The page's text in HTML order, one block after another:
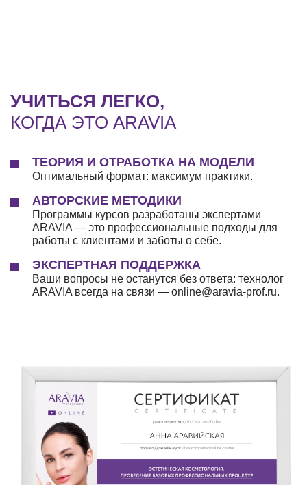
УЧИТЬСЯ ЛЕГКО,
КОГДА ЭТО ARAVIA
ТЕОРИЯ И ОТРАБОТКА НА МОДЕЛИ
Оптимальный формат: максимум практики.
АВТОРСКИЕ МЕТОДИКИ
Программы курсов разработаны экспертами
ARAVIA — это профессиональные подходы для
работы с клиентами и заботы о себе.
ЭКСПЕРТНАЯ ПОДДЕРЖКА
Ваши вопросы не останутся без ответа: технолог
ARAVIA всегда на связи — online@aravia-prof.ru.